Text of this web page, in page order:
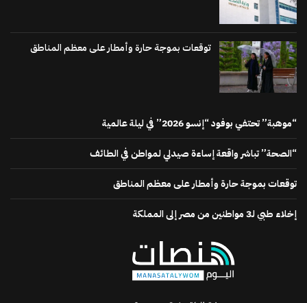
توقعات بموجة حارة وأمطار على معظم المناطق
“موهبة” تحتفي بوفود “إنسو 2026” في ليلة عالمية
“الصحة” تباشر واقعة إساءة صيدلي لمواطن في الطائف
توقعات بموجة حارة وأمطار على معظم المناطق
إخلاء طبي لـ3 مواطنين من مصر إلى المملكة